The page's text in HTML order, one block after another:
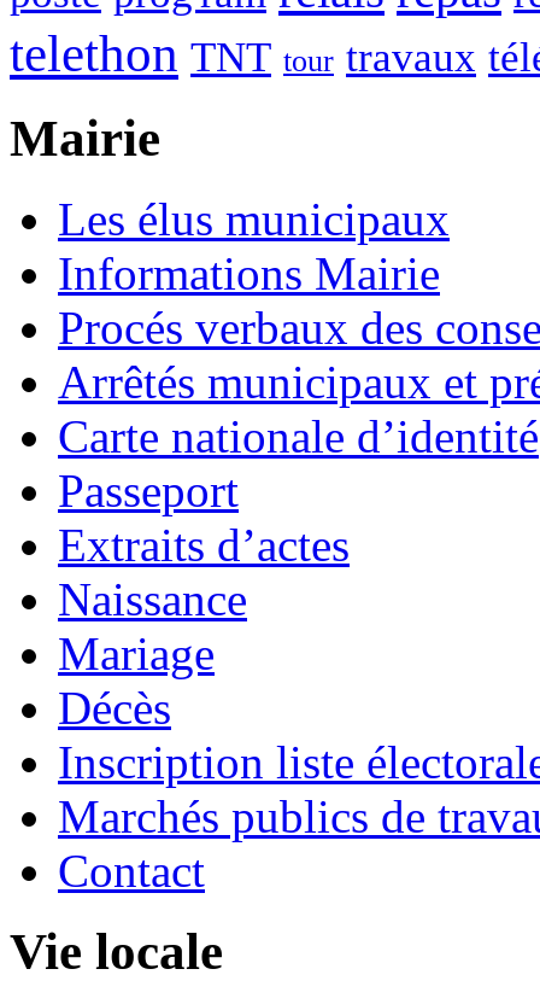
telethon TNT tour travaux
Mairie
Les élus municipaux
Informations Mairie
Procés verbaux des
Arrêtés municipaux et
Carte nationale d’identité
Passeport
Extraits d’actes
Naissance
Mariage
Décès
Inscription liste
Marchés publics de
Contact
Vie locale